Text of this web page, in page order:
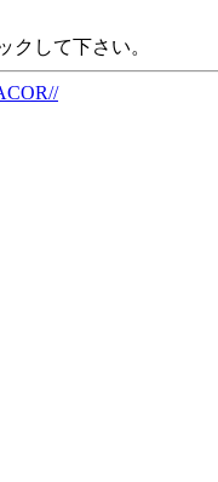
クして下さい。